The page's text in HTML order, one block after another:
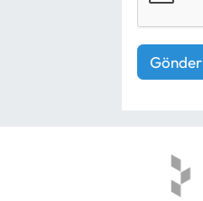
Gönder